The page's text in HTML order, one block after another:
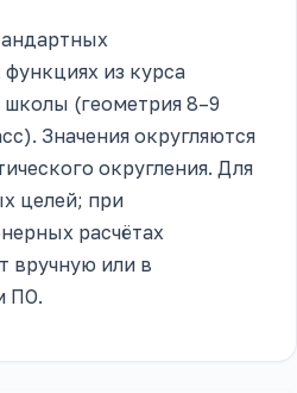
из курса
(геометрия 8–9
Значения округляются
округления. Для
целей; при
расчётах
вручную или в
ПО.